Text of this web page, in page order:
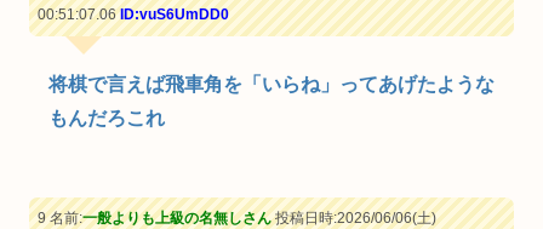
00:51:07.06ID:vuS6UmDD0
将棋で言えば飛車角を「いらね」ってあげたような
もんだろこれ
9 名前:一般よりも上級の名無しさん投稿日時:2026/06/06(土)